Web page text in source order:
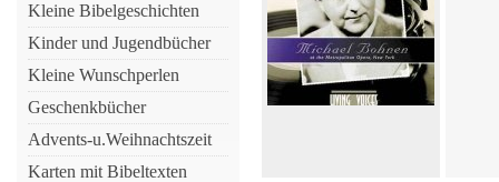
Kleine Bibelgeschichten
Kinder und Jugendbücher
Kleine Wunschperlen
Geschenkbücher
Advents-u.Weihnachtszeit
Karten mit Bibeltexten